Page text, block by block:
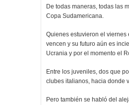
De todas maneras, todas las
Copa Sudamericana.
Quienes estuvieron el viernes
vencen y su futuro aún es
Ucrania y por el momento el
Entre los juveniles, dos que
clubes italianos, hacia donde
Pero también se habló del